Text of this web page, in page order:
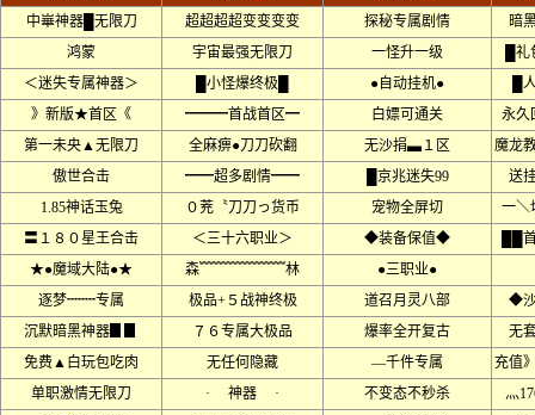
中崋神器█无限刀
超超超超变变变变 探秘专属剧情
暗
鸿蒙
宇宙最强无限刀 一怪升一级
█
＜迷失专属神器＞
█小怪爆终极█ ●自动挂机●
█
》新版★首区《
━━━首战首区━ 白嫖可通关
永
第一未央▲无限刀
全麻痹●刀刀砍翻 无沙捐▃１区
魔龙
傲世合击
━━超多剧情━━ █京兆迷失99
送
1.85神话玉兔
０茺〝刀刀っ货币 宠物全屏切
一＼
〓１８０星王合击
＜三十六职业＞ ◆装备保值◆
██
★●魔域大陆●★
森﹌﹌﹌﹌﹌﹌林
●三职业●
逐梦┉┉专属
极品+５战神终极 道召月灵八部
◆
沉默暗黑神器▊▊
７６专属大极品 爆率全开复古
无
免费▲白玩包吃肉
无任何隐藏 ––千件专属
充值
单职激情无限刀
· 神器 · 不变态不秒杀
灬